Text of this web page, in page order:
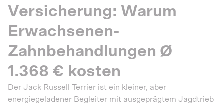
Versicherung: Warum
Erwachsenen-
Zahnbehandlungen Ø
1.368 € kosten
Der Jack Russell Terrier ist ein kleiner, aber
energiegeladener Begleiter mit ausgeprägtem Jagdtrieb